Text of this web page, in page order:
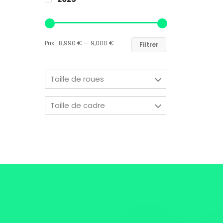
Filtrer
Prix : 8,990 € — 9,000 €
Taille de roues
Taille de cadre